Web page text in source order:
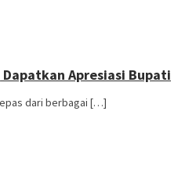
Apresiasi Bupati
dari berbagai […]